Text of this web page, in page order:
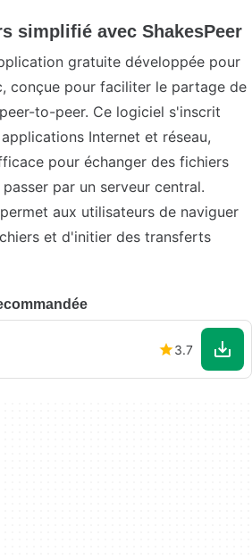
simplifié avec ShakesPeer
gratuite développée pour
conçue pour faciliter le partage de
to-peer. Ce logiciel s'inscrit
Internet et réseau,
pour échanger des fichiers
par un serveur central.
aux utilisateurs de naviguer
et d'initier des transferts
3.7